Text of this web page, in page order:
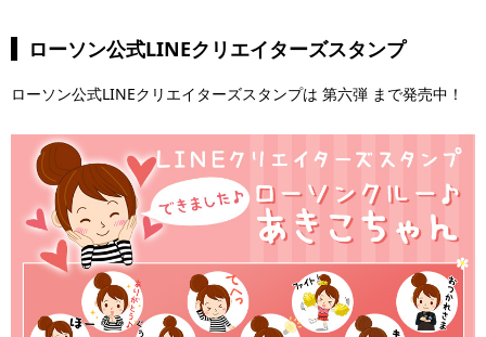
ローソン公式LINEクリエイターズスタンプ
ローソン公式LINEクリエイターズスタンプは 第六弾 まで発売中！